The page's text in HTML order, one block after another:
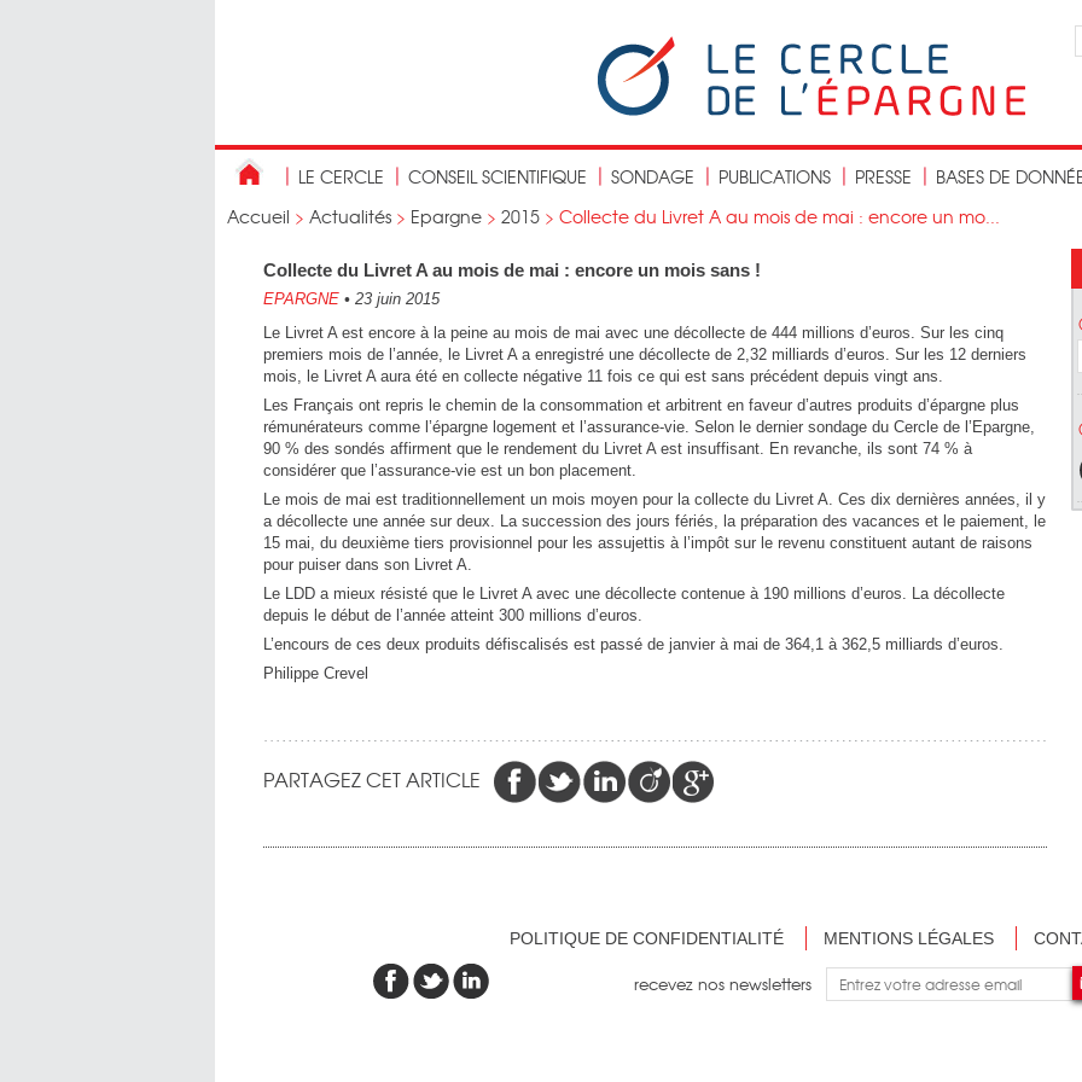
LE CERCLE CONSEIL SCIENTIFIQUE SONDAGE PUBLICATIONS PRESSE
BASES DE
Accueil > Actualités > Epargne > 2015 > Collecte du Livret A au mois de mai : encore un mo...
Collecte du Livret A au mois de mai : encore un mois sans !
EPARGNE • 23 juin 2015
Le Livret A est encore à la peine au mois de mai avec une décollecte de 444 millions d’euros. Sur les cinq
premiers mois de l’année, le Livret A a enregistré une décollecte de 2,32 milliards d’euros. Sur les 12 derniers
mois, le Livret A aura été en collecte négative 11 fois ce qui est sans précédent depuis vingt ans.
Les Français ont repris le chemin de la consommation et arbitrent en faveur d’autres produits d’épargne plus
rémunérateurs comme l’épargne logement et l’assurance-vie. Selon le dernier sondage du Cercle de l’Epargne,
90 % des sondés affirment que le rendement du Livret A est insuffisant. En revanche, ils sont 74 % à
considérer que l’assurance-vie est un bon placement.
Le mois de mai est traditionnellement un mois moyen pour la collecte du Livret A. Ces dix dernières années, il y
a décollecte une année sur deux. La succession des jours fériés, la préparation des vacances et le paiement, le
15 mai, du deuxième tiers provisionnel pour les assujettis à l’impôt sur le revenu constituent autant de raisons
pour puiser dans son Livret A.
Le LDD a mieux résisté que le Livret A avec une décollecte contenue à 190 millions d’euros. La décollecte
depuis le début de l’année atteint 300 millions d’euros.
L’encours de ces deux produits défiscalisés est passé de janvier à mai de 364,1 à 362,5 milliards d’euros.
Philippe Crevel
PARTAGEZ CET ARTICLE
POLITIQUE DE CONFIDENTIALITÉ MENTIONS LÉGALES
recevez nos newsletters